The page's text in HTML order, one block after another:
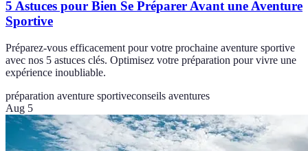
5 Astuces pour Bien Se Préparer Avant une Aventure
Sportive
Préparez-vous efficacement pour votre prochaine aventure sportive
avec nos 5 astuces clés. Optimisez votre préparation pour vivre une
expérience inoubliable.
préparation aventure sportiveconseils aventures
Aug 5